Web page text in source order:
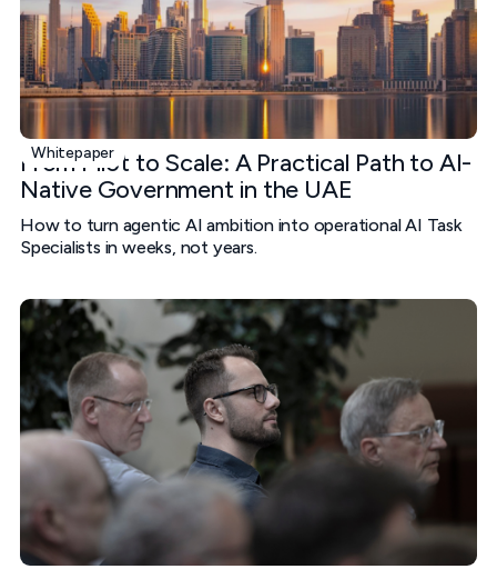
Whitepaper
From Pilot to Scale: A Practical Path to AI-
Native Government in the UAE
How to turn agentic AI ambition into operational AI Task
Specialists in weeks, not years.